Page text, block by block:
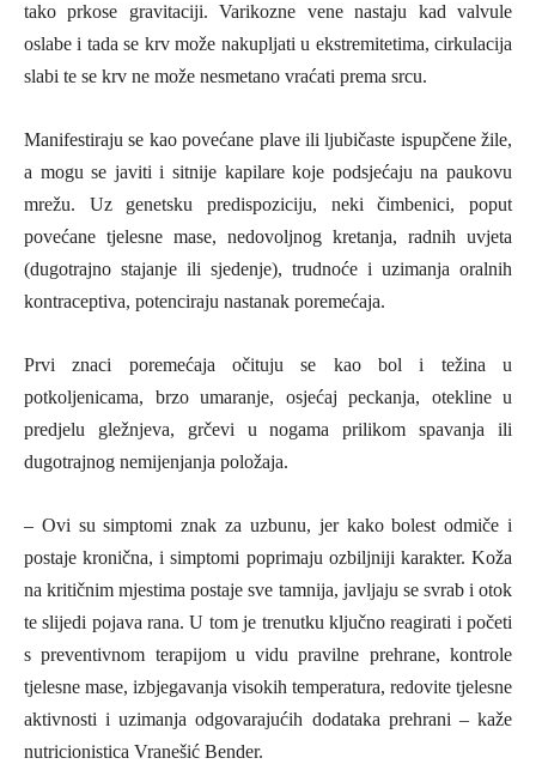
tako prkose gravitaciji. Varikozne vene nastaju kad valvule
oslabe i tada se krv može nakupljati u ekstremitetima, cirkulacija
slabi te se krv ne može nesmetano vraćati prema srcu.
Manifestiraju se kao povećane plave ili ljubičaste ispupčene žile,
a mogu se javiti i sitnije kapilare koje podsjećaju na paukovu
mrežu. Uz genetsku predispoziciju, neki čimbenici, poput
povećane tjelesne mase, nedovoljnog kretanja, radnih uvjeta
(dugotrajno stajanje ili sjedenje), trudnoće i uzimanja oralnih
kontraceptiva, potenciraju nastanak poremećaja.
Prvi znaci poremećaja očituju se kao bol i težina u
potkoljenicama, brzo umaranje, osjećaj peckanja, otekline u
predjelu gležnjeva, grčevi u nogama prilikom spavanja ili
dugotrajnog nemijenjanja položaja.
– Ovi su simptomi znak za uzbunu, jer kako bolest odmiče i
postaje kronična, i simptomi poprimaju ozbiljniji karakter. Koža
na kritičnim mjestima postaje sve tamnija, javljaju se svrab i otok
te slijedi pojava rana. U tom je trenutku ključno reagirati i početi
s preventivnom terapijom u vidu pravilne prehrane, kontrole
tjelesne mase, izbjegavanja visokih temperatura, redovite tjelesne
aktivnosti i uzimanja odgovarajućih dodataka prehrani – kaže
nutricionistica Vranešić Bender.